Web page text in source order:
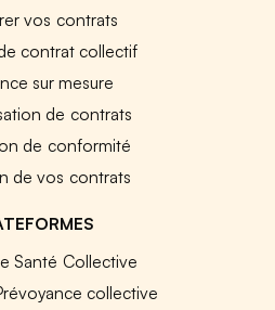
vos contrats
contrat collectif
sur mesure
de contrats
de conformité
de vos contrats
Santé Collective
collective